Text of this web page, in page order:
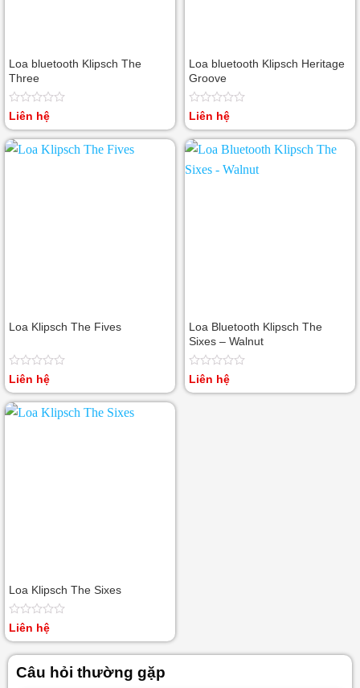
Loa bluetooth Klipsch The
Three
Được
hạng
0
Liên hệ
Loa bluetooth Klipsch Heritage
Groove
Được
hạng
0
sao
Liên hệ
Loa Klipsch The Fives
Được
hạng
0
Liên hệ
Loa Bluetooth Klipsch The
Sixes – Walnut
Được
Liên hệ
Loa Klipsch The Sixes
Được
0
sao
Liên hệ
Câu hỏi thường gặp